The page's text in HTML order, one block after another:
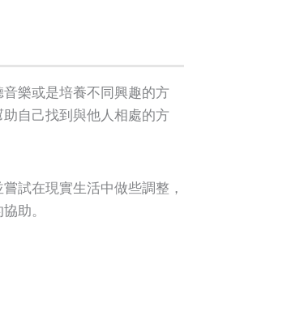
樂或是培養不同興趣的方
自己找到與他人相處的方
試在現實生活中做些調整，
助。